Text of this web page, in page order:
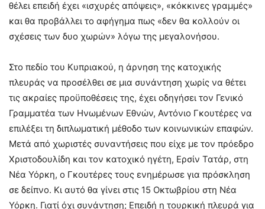
θέλει επειδή έχει «ισχυρές απόψεις», «κόκκινες γραμμές»
και θα προβάλλει το αφήγημα πως «δεν θα κολλούν οι
σχέσεις των δυο χωρών» λόγω της μεγαλονήσου.
Στο πεδίο του Κυπριακού, η άρνηση της κατοχικής
πλευράς να προσέλθει σε μια συνάντηση χωρίς να θέτει
τις ακραίες προϋποθέσεις της, έχει οδηγήσει τον Γενικό
Γραμματέα των Ηνωμένων Εθνών, Αντόνιο Γκουτέρες να
επιλέξει τη διπλωματική μέθοδο των κοινωνικών επαφών.
Μετά από χωριστές συναντήσεις που είχε με τον πρόεδρο
Χριστοδουλίδη και τον κατοχικό ηγέτη, Ερσίν Τατάρ, στη
Νέα Υόρκη, ο Γκουτέρες τους ενημέρωσε για πρόσκληση
σε δείπνο. Κι αυτό θα γίνει στις 15 Οκτωβρίου στη Νέα
Υόρκη. Γιατί όχι συνάντηση; Επειδή η τουρκική πλευρά για